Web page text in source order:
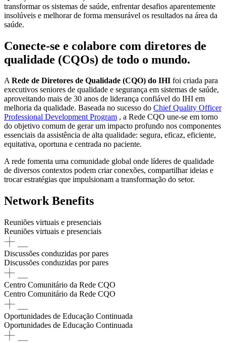
transformar os sistemas de saúde, enfrentar desafios aparentemente
insolúveis e melhorar de forma mensurável os resultados na área da
saúde.
Conecte-se e colabore com diretores de
qualidade (CQOs) de todo o mundo.
ARede de Diretores de Qualidade (CQO) do IHI foi criada para
executivos seniores de qualidade e segurança em sistemas de saúde,
aproveitando mais de 30 anos de liderança confiável do IHI em
melhoria da qualidade. Baseada no sucesso do Chief Quality Officer
Professional Development Program , a Rede CQO une-se em torno
do objetivo comum de gerar um impacto profundo nos componentes
essenciais da assistência de alta qualidade: segura, eficaz, eficiente,
equitativa, oportuna e centrada no paciente.
A rede fomenta uma comunidade global onde líderes de qualidade
de diversos contextos podem criar conexões, compartilhar ideias e
trocar estratégias que impulsionam a transformação do setor.
Network Benefits
Reuniões virtuais e presenciais
Reuniões virtuais e presenciais
Discussões conduzidas por pares
Discussões conduzidas por pares
Centro Comunitário da Rede CQO
Centro Comunitário da Rede CQO
Oportunidades de Educação Continuada
Oportunidades de Educação Continuada